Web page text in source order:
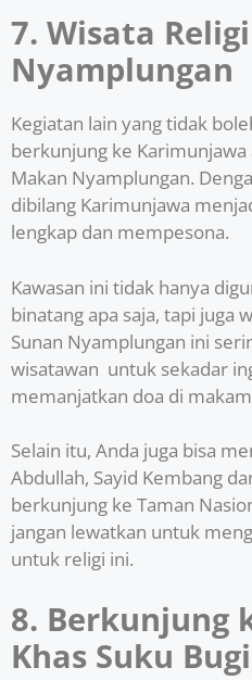
7. Wisata
Nyamplungan
Kegiatan lain yang tidak
berkunjung ke
Makan Nyamplungan.
dibilang Karimunjawa
lengkap dan mempesona.
Kawasan ini tidak hanya
binatang apa saja, tapi juga
Sunan Nyamplungan ini
wisatawan untuk sekadar
memanjatkan doa di
Selain itu, Anda juga bisa
Abdullah, Sayid Kembang
berkunjung ke Taman
jangan lewatkan untuk
untuk religi ini.
8. Berkunjung
Khas Suku